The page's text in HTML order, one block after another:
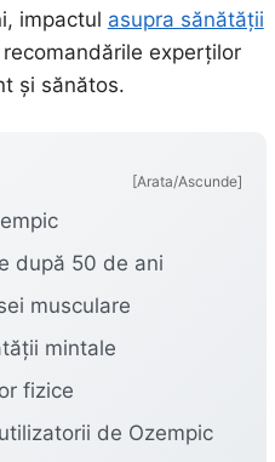
impactul asupra sănătății
experților
și sănătos.
[Arata/Ascunde]
după 50 de ani
musculare
mintale
fizice
de Ozempic